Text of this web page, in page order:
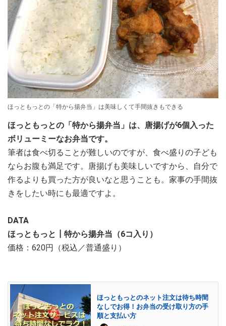
ほっともっとの「特から揚弁当」は美味しくて手間抜きもできる
ほっともっとの「特から揚弁当」は、唐揚げが6個入った
ボリューミーなお弁当です。
筆者は食べ切ることが難しいのですが、食べ盛りの子ども
ならお腹も満足です。唐揚げも美味しいですから、自分で
作るよりも買った方が良いなと思うことも。家事の手間抜
きをしたい時にも最適ですよ。
DATA
ほっともっと┃特から揚弁当（6コ入り）
価格：620円（税込／普通盛り）
ほっともっとのネット注文は待ち時間
なしでお得！お弁当の受け取り方の手
順と支払い方